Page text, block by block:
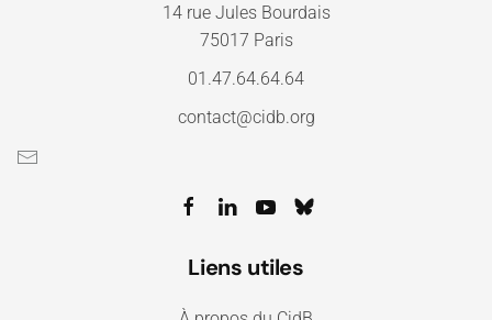
14 rue Jules Bourdais
75017 Paris
01.47.64.64.64
contact@cidb.org
Liens utiles